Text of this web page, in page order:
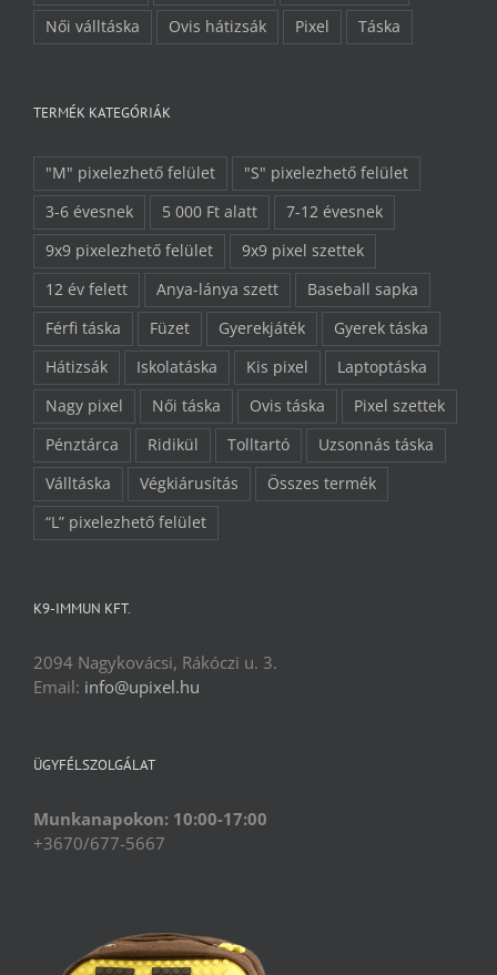
Női válltáska
Ovis hátizsák Pixel Táska
TERMÉK KATEGÓRIÁK
"M" pixelezhető felület
"S" pixelezhető felület
3-6 évesnek
5 000 Ft alatt
7-12 évesnek
9x9 pixelezhető felület
9x9 pixel szettek
12 év felett
Anya-lánya szett
Baseball sapka
Férfi táska
Füzet Gyerekjáték
Gyerek táska
Hátizsák
Iskolatáska Kis pixel
Laptoptáska
Nagy pixel
Női táska Ovis táska
Pixel szettek
Pénztárca
Ridikül Tolltartó
Uzsonnás táska
Válltáska
Végkiárusítás
Összes termék
“L” pixelezhető felület
K9-IMMUN KFT.
2094 Nagykovácsi, Rákóczi u. 3.
Email: info@upixel.hu
ÜGYFÉLSZOLGÁLAT
Munkanapokon: 10:00-17:00
+3670/677-5667